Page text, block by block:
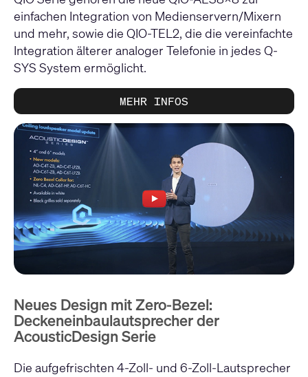
einfachen Integration von Medienservern/Mixern
und mehr, sowie die QIO-TEL2, die die vereinfachte
Integration älterer analoger Telefonie in jedes Q-
SYS System ermöglicht.
MEHR INFOS
Neues Design mit Zero-Bezel:
Deckeneinbaulautsprecher der
AcousticDesign Serie
Die aufgefrischten 4-Zoll- und 6-Zoll-Lautsprecher